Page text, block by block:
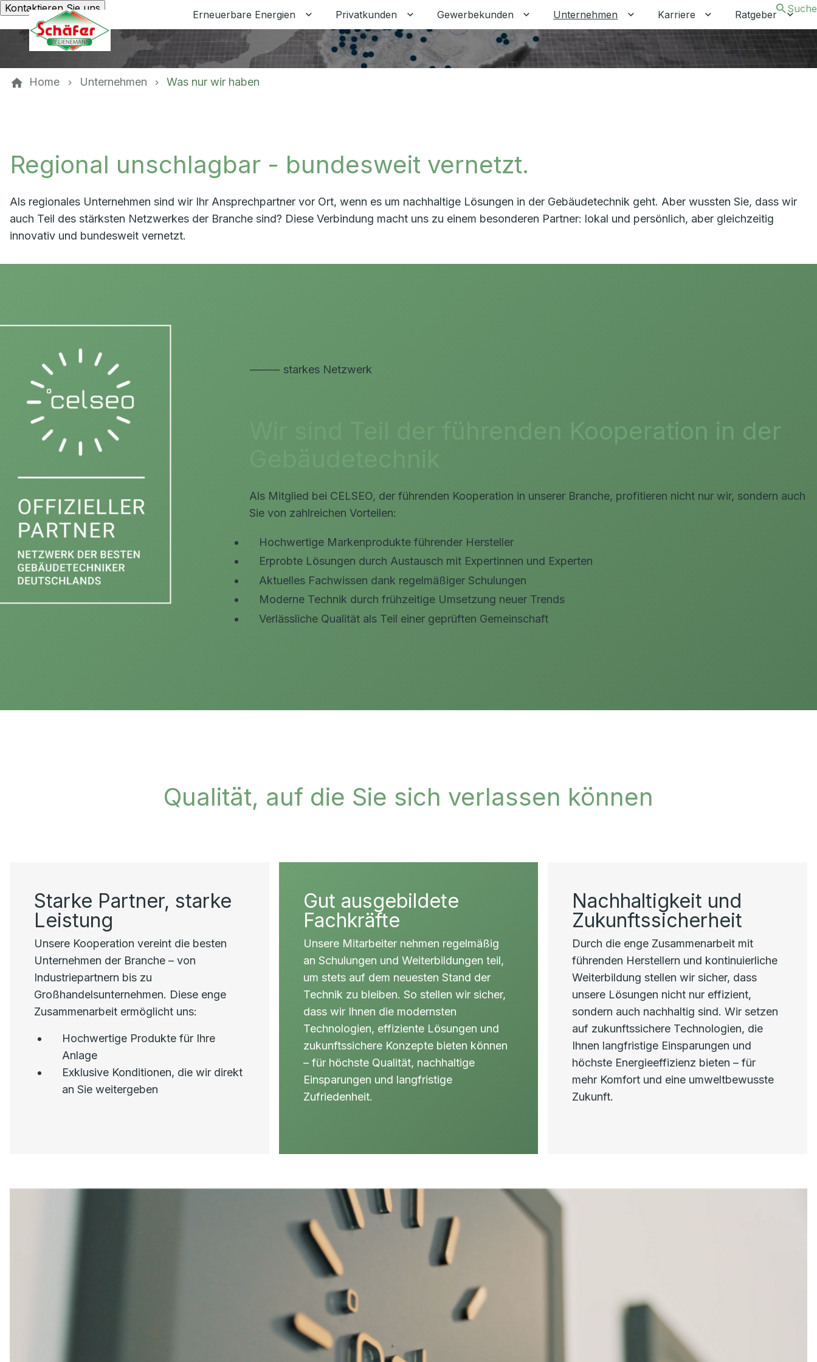
Kontaktieren Sie uns Suche
Erneuerbare Energien Untermenü für Erneuerbare Energien umschalten
Privatkunden Untermenü für Privatkunden umschalten
Gewerbekunden Untermenü für Gewerbekunden umschalten
Unternehmen Untermenü für Unternehmen
Karriere Untermenü für
Ratgeber
Home Unternehmen Was nur wir haben
Regional unschlagbar - bundesweit vernetzt.
Als regionales Unternehmen sind wir Ihr Ansprechpartner vor Ort, wenn es um nachhaltige Lösungen in der Gebäudetechnik geht. Aber wussten Sie, dass wir
auch Teil des stärksten Netzwerkes der Branche sind? Diese Verbindung macht uns zu einem besonderen Partner: lokal und persönlich, aber gleichzeitig
innovativ und bundesweit vernetzt.
⸻ starkes Netzwerk
Wir sind Teil der führenden Kooperation in der
Als Mitglied bei CELSEO, der führenden Kooperation in unserer Branche, profitieren nicht nur wir, sondern auch
Sie von zahlreichen Vorteilen:
Hochwertige Markenprodukte führender Hersteller
Erprobte Lösungen durch Austausch mit Expertinnen und Experten
Aktuelles Fachwissen dank regelmäßiger Schulungen
Moderne Technik durch frühzeitige Umsetzung neuer Trends
Verlässliche Qualität als Teil einer geprüften Gemeinschaft
Qualität, auf die Sie sich verlassen können
Starke Partner, starke
Leistung
Unsere Kooperation vereint die besten
Unternehmen der Branche – von
Industriepartnern bis zu
Großhandelsunternehmen. Diese enge
Zusammenarbeit ermöglicht uns:
Hochwertige Produkte für Ihre
Anlage
Exklusive Konditionen, die wir direkt
an Sie weitergeben
Gut ausgebildete
Fachkräfte
Unsere Mitarbeiter nehmen regelmäßig
an Schulungen und Weiterbildungen teil,
um stets auf dem neuesten Stand der
Technik zu bleiben. So stellen wir sicher,
dass wir Ihnen die modernsten
Technologien, effiziente Lösungen und
zukunftssichere Konzepte bieten können
– für höchste Qualität, nachhaltige
Einsparungen und langfristige
Zufriedenheit.
Nachhaltigkeit und
Zukunftssicherheit
Durch die enge Zusammenarbeit mit
führenden Herstellern und kontinuierliche
Weiterbildung stellen wir sicher, dass
unsere Lösungen nicht nur effizient,
sondern auch nachhaltig sind. Wir setzen
auf zukunftssichere Technologien, die
Ihnen langfristige Einsparungen und
höchste Energieeffizienz bieten – für
mehr Komfort und eine umweltbewusste
Zukunft.